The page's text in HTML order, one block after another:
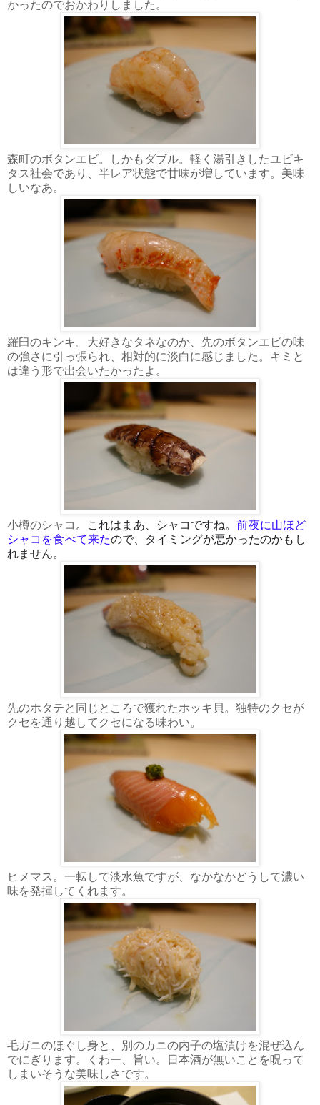
かったのでおかわりしました。
森町のボタンエビ。しかもダブル。軽く湯引きしたユビキ
タス社会であり、半レア状態で甘味が増しています。美味
しいなあ。
羅臼のキンキ。大好きなタネなのか、先のボタンエビの味
の強さに引っ張られ、相対的に淡白に感じました。キミと
は違う形で出会いたかったよ。
小樽のシャコ 。これはまあ、シャコですね。前夜に山ほど
シャコを食べて来たので、タイミングが悪かったのかもし
れません。
先のホタテと同じところで獲れたホッキ貝。独特のクセが
クセを通り越してクセになる味わい。
ヒメマス。一転して淡水魚ですが、なかなかどうして濃い
味を発揮してくれます。
毛ガニのほぐし身と、別のカニの内子の塩漬けを混ぜ込ん
でにぎります。くわー、旨い。日本酒が無いことを呪って
しまいそうな美味しさです。